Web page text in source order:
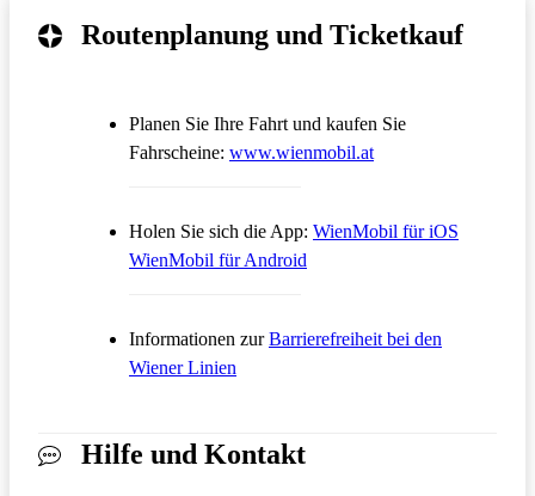
Routenplanung und Ticketkauf
Planen Sie Ihre Fahrt und kaufen Sie
Fahrscheine: www.wienmobil.atÖffnet in einem
Holen Sie sich die App: WienMobil für iOS
WienMobil für Android
Informationen zurBarrierefreiheit bei den
Wiener Linien
Hilfe und Kontakt